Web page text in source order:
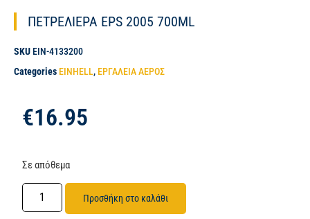
ΠΕΤΡΕΛΙΕΡΑ EPS 2005 700ML
SKU EIN-4133200
Categories EINHELL, ΕΡΓΑΛΕΙΑ ΑΕΡΟΣ
€16.95
Σε απόθεμα
Προσθήκη στο καλάθι